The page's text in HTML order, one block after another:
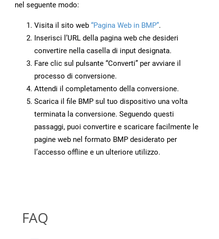
nel seguente modo:
Visita il sito web “Pagina Web in BMP”.
Inserisci l’URL della pagina web che desideri
convertire nella casella di input designata.
Fare clic sul pulsante “Converti” per avviare il
processo di conversione.
Attendi il completamento della conversione.
Scarica il file BMP sul tuo dispositivo una volta
terminata la conversione. Seguendo questi
passaggi, puoi convertire e scaricare facilmente le
pagine web nel formato BMP desiderato per
l’accesso offline e un ulteriore utilizzo.
FAQ